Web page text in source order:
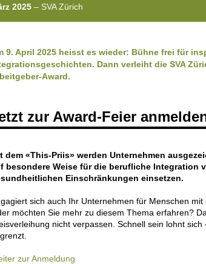
2025– SVA Zürich
9. April 2025 heisst es wieder: Bühne frei für
Dann verleiht die SVA
Award.
zur Award-Feier
dem «This-Priis» werden Unter­nehmen
besondere Weise für die berufliche Integration
Einschränkungen einsetzen.
sich auch Ihr Unternehmen für Menschen mit
möchten Sie mehr zu diesem Thema erfahren?
nicht verpassen. Schnell sein lohnt sich
zur Anmeldung